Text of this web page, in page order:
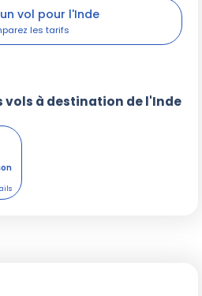
vol pour l'Inde
à destination de l'Inde